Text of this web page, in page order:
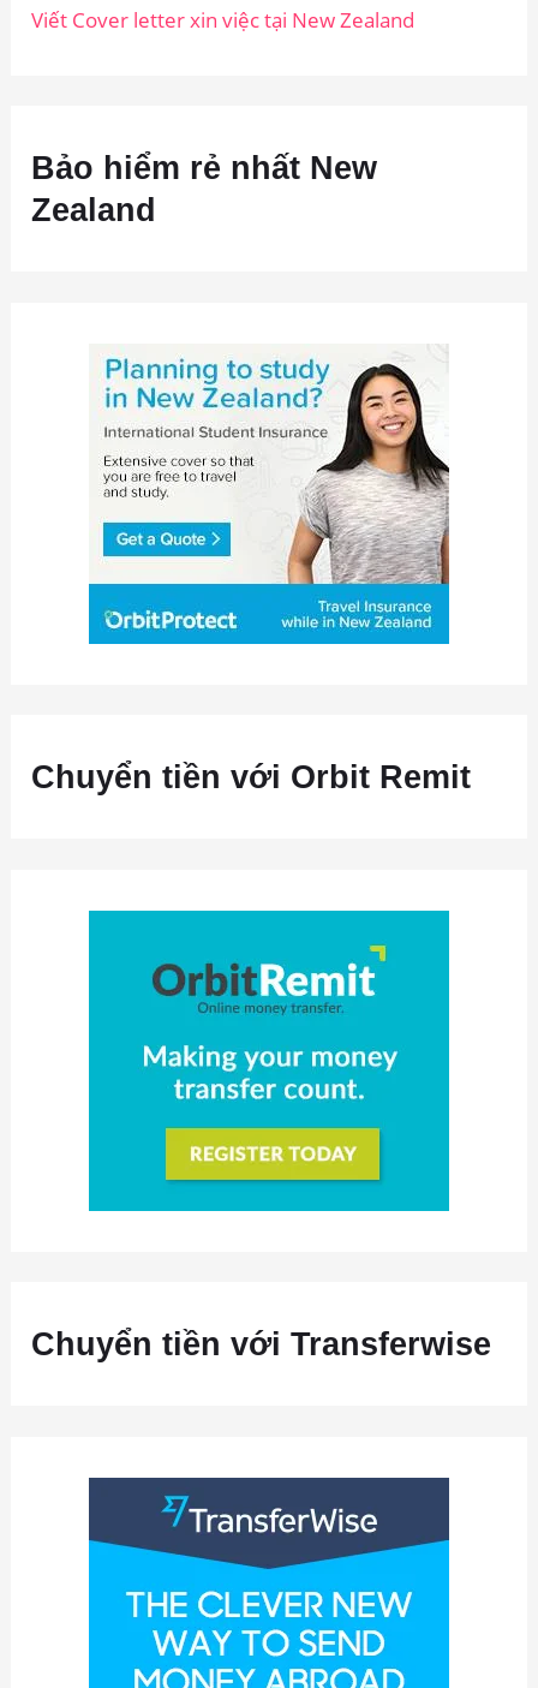
Viết Cover letter xin việc tại New Zealand
Bảo hiểm rẻ nhất New
Zealand
Chuyển tiền với Orbit Remit
Chuyển tiền với Transferwise